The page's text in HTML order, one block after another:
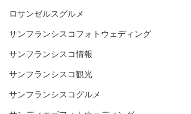
ロサンゼルスグルメ
サンフランシスコフォトウェディング
サンフランシスコ情報
サンフランシスコ観光
サンフランシスコグルメ